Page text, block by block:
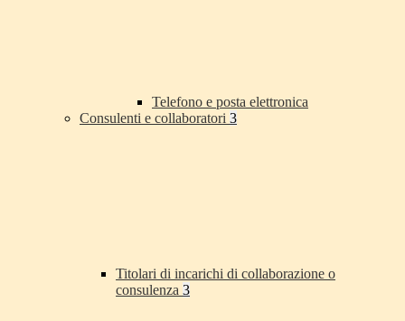
Telefono e posta elettronica
Consulenti e collaboratori 3
Titolari di incarichi di collaborazione o
consulenza 3